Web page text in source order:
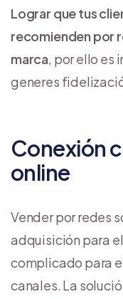
Lograr que tus
recomienden por
marca, por ello es
generes
Conexión
online
Vender por redes
adquisición para
complicado para
canales. La